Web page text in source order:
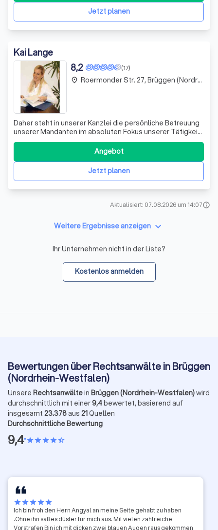
kompetente Rechtsberatung und
Jetzt planen
Kai Lange
(17)
8,2
Daher steht in unserer Kanzlei die persönliche Betreuung
unserer Mandanten im absoluten Fokus unserer Tätigkeit.
Nur so können wir ein Vertrauensverhältnis aufbauen, das
am Ende einer jeden juristischen Herausforderung ein
optimales Ergebnis für unsere Mandanten liefert. Es ist
unser Ziel, für alle
Jetzt planen
Angebot
place Roermonder Str. 27, Brüggen (Nordrhein-Westfalen)
Aktualisiert: 07.08.2026 um 14:07info
Weitere Ergebnisse anzeigen keyboard_arrow_down
Ihr Unternehmen nicht in der Liste?
Kostenlos anmelden
Bewertungen über Rechtsanwälte in Brüggen
(Nordrhein-Westfalen)
Unsere Rechtsanwältein Brüggen (Nordrhein-Westfalen)wird
durchschnittlich mit einer9,4bewertet, basierend auf
insgesamt 23.378aus 21Quellen
Durchschnittliche Bewertung
9,4•starstarstarstarstar_half
starstarstarstarstar
Ich bin froh den Hern Angyal an meine Seite gehabt zu haben
.Ohne ihn saß es düster für mich aus. Mit vielen zahlreiche
Vorstrafen Bin ich mit dicken zwei blauen Augen raus gekommen